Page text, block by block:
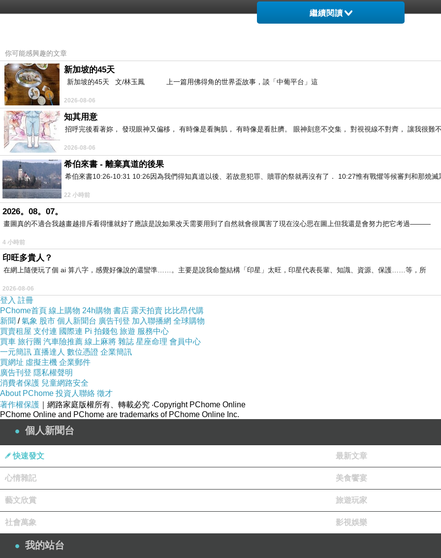
繼續閱讀
你可能感興趣的文章
新加坡的45天
新加坡的45天 文/林玉鳳 上一篇用佛得角的世界盃故事，談「中葡平台」這
2026-08-06
知其用意
招呼完後看著妳， 發現眼神又偏移， 有時像是看胸肌， 有時像是看肚臍。 眼神刻意不交集， 對視視線不對齊， 讓我很難不
2026-08-06
希伯來書 - 離棄真道的後果
希伯來書10:26-10:31 10:26因為我們得知真道以後、若故意犯罪、贖罪的祭就再沒有了． 10:27惟有戰懼等候審判和那燒滅
22 小時前
2026。08。07。
畫圖真的不適合我越畫越排斥看得懂就好了應該是說如果改天需要用到了自然就會很厲害了現在沒心思在圖上但我還是會努力把它考過———
4 小時前
印旺多貴人？
在網上隨便玩了個 ai 算八字，感覺好像說的還蠻準……。主要是說我命盤結構「印星」太旺，印星代表長輩、知識、資源、保護……等，所
2026-08-06
登入 註冊
PChome首頁 線上購物 24h購物 書店 露天拍賣 比比昂代購
新聞 /氣象 股市 個人新聞台 廣告刊登 加入聯播網 全球購物
買賣租屋 支付連 國際連 Pi 拍錢包 旅遊 服務中心
買車 旅行團 汽車險推薦 線上麻將 雜誌 星座命理 會員中心
一元簡訊 直播達人 數位憑證 企業簡訊
買網址 虛擬主機 企業郵件
廣告刊登 隱私權聲明
消費者保護 兒童網路安全
About PChome 投資人聯絡 徵才
著作權保護 ｜網路家庭版權所有、轉載必究 ‧Copyright PChome Online
PChome Online and PChome are trademarks of PChome Online Inc.
個人新聞台
快速發文 最新文章
心情雜記 美食饗宴
藝文欣賞 旅遊玩家
社會萬象 影視娛樂
我的站台